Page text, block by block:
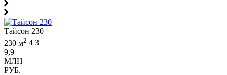
Тайсон 230
230 м2 4 3
9,9
МЛН
РУБ.